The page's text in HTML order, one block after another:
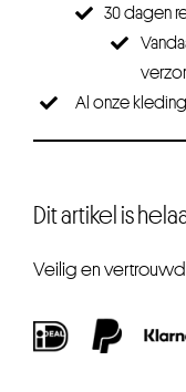
30 dagen
Al onze
Dit artikel is
Veilig en